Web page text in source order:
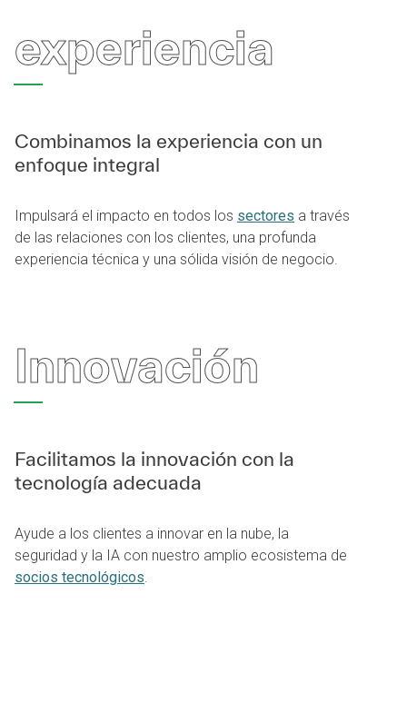
experiencia
Combinamos la experiencia con un
enfoque integral
Impulsará el impacto en todos los sectores a través
de las relaciones con los clientes, una profunda
experiencia técnica y una sólida visión de negocio.
Innovación
Facilitamos la innovación con la
tecnología adecuada
Ayude a los clientes a innovar en la nube, la
seguridad y la IA con nuestro amplio ecosistema de
socios tecnológicos.